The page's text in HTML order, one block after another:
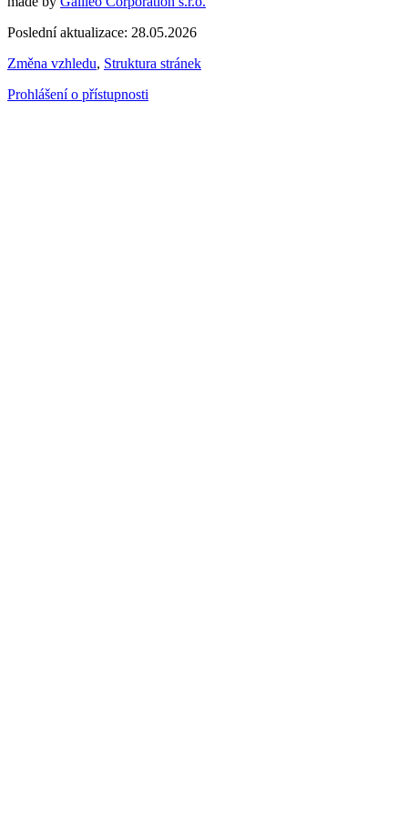
Poslední aktualizace: 28.05.2026
Změna vzhledu, Struktura stránek
Prohlášení o přístupnosti